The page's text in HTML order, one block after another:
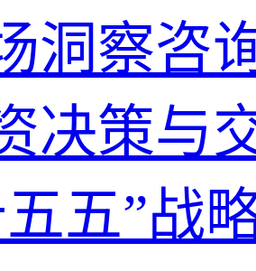
洞察咨
决策与
五”战